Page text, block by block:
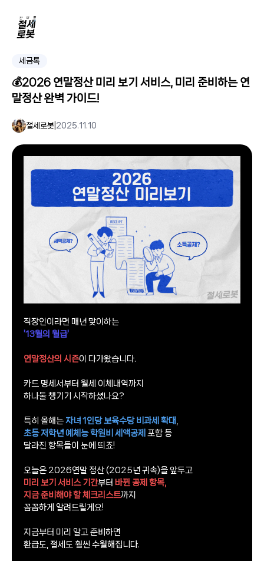
세금톡
💰2026 연말정산 미리 보기 서비스, 미리 준비하는 연
말정산 완벽 가이드!
절세로봇 2025.11.10
직장인이라면 매년 맞이하는
'13월의 월급'
연말정산의 시즌이 다가왔습니다.
카드 명세서부터 월세 이체내역까지
하나둘 챙기기 시작하셨나요?
특히 올해는자녀 1인당 보육수당 비과세 확대
초등 저학년 예체능 학원비 세액공제 포함 등
달라진 항목들이 눈에 띄죠!
오늘은 2026연말 정산 (2025년 귀속)을 앞두고
미리 보기 서비스 기간부터 바뀐 공제 항목,
지금 준비해야 할 체크리스트까지​
꼼꼼하게 알려드릴게요!
지금부터 미리 알고 준비하면
환급도, 절세도 훨씬 수월해집니다.